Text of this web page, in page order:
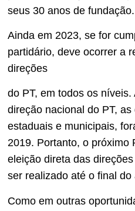
seus 30 anos de fundação.
Ainda em 2023, se for
partidário, deve ocorrer a
direções
do PT, em todos os níveis.
direção nacional do PT, as
estaduais e municipais,
2019. Portanto, o próximo
eleição direta das
ser realizado até o final do
Como em outras